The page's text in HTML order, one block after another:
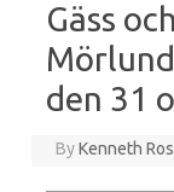
Gäss
den 31
ByKenneth